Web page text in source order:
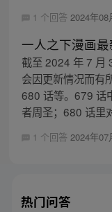
1 个回答 2024年
一人之下漫画最
截至 2024 年 7 月
会因更新情况而有
680 话等。679 话
者周圣；680 话里
1 个回答 2024年
热门问答